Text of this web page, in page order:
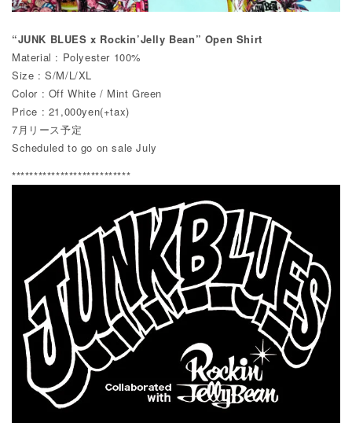
“JUNK BLUES x Rockin’Jelly Bean” Open Shirt
Material : Polyester 100%
Size : S/M/L/XL
Color : Off White / Mint Green
Price : 21,000yen(+tax)
7月リース予定
Scheduled to go on sale July
***************************